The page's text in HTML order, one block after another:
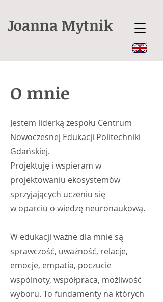
Joanna Mytnik
O mnie
Jestem liderką zespołu Centrum
Nowoczesnej Edukacji Politechniki
Gdańskiej.
Projektuję i wspieram w
projektowaniu ekosystemów
sprzyjających uczeniu się
w oparciu o wiedzę neuronaukową.
W edukacji ważne dla mnie są
sprawczość, uważność, relacje,
emocje, empatia, poczucie
wspólnoty, współpraca, możliwość
wyboru. To fundamenty na których